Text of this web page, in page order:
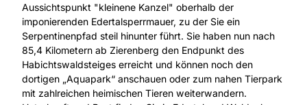
Aussichtspunkt "kleinene Kanzel" oberhalb der
imponierenden Edertalsperrmauer, zu der Sie ein
Serpentinenpfad steil hinunter führt. Sie haben nun nach
85,4 Kilometern ab Zierenberg den Endpunkt des
Habichtswaldsteiges erreicht und können noch den
dortigen „Aquapark“ anschauen oder zum nahen Tierpark
mit zahlreichen heimischen Tieren weiterwandern.